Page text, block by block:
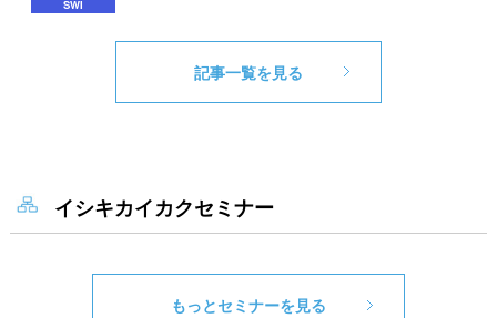
記事一覧を見る
イシキカイカクセミナー
もっとセミナーを見る